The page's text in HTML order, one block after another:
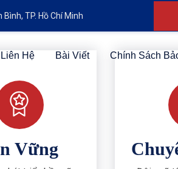
TP. Hồ Chí Minh
Liên Hệ Bài Viết Chính Sách
Vững